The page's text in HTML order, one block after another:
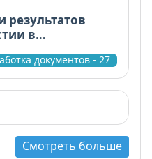
результатов
в
документов - 27
Смотреть больше